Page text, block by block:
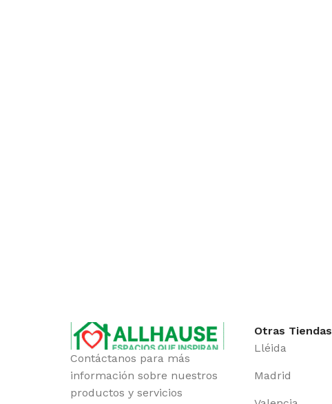
Contáctanos para más
información sobre nuestros
productos y servicios
Otras Tiendas
Lléida
Madrid